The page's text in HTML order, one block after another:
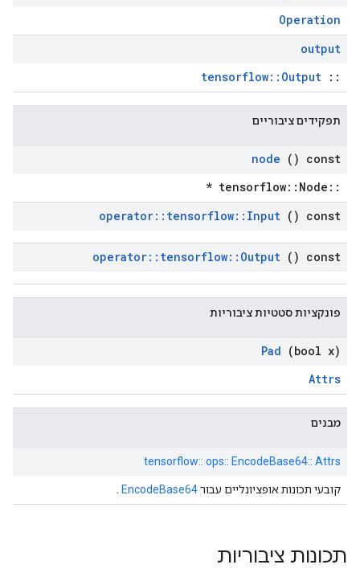
Operation
output
::
tensorflow::Output
תפקידים ציבוריים
node () const
::tensorflow::Node *
operator:: tensorflow:: Input () const
operator:: tensorflow:: Output () const
פונקציות סטטיות ציבוריות
Pad (bool x)
Attrs
מבנים
tensorflow:: ops:: EncodeBase64:: Attrs
קובעי תכונות אופציונליים עבורEncodeBase64
תכונות ציבוריות